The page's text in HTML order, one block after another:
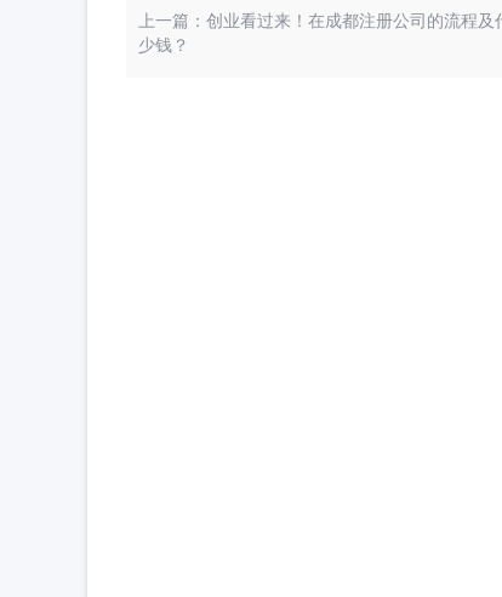
上一篇：创业看过来！在成都注册公司的流程及
少钱？